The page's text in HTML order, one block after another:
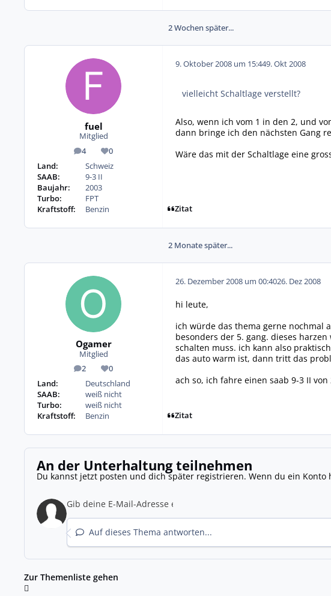
2 Wochen später...
fuel
Mitglied
4
Beiträge0
Reputation
Land:
Schweiz
SAAB:
9-3 II
Baujahr:
2003
Turbo:
FPT
Kraftstoff:
Benzin
9. Oktober 2008 um 15:449. Okt 2008
vielleicht Schaltlage verstellt?
Also, wenn ich vom 1 in den 2, und
dann bringe ich den nächsten Gang
Wäre das mit der Schaltlage eine
Zitat
2 Monate später...
Ogamer
Mitglied
2
Beiträge0
Reputation
Land:
Deutschland
SAAB:
weiß nicht
Turbo:
weiß nicht
Kraftstoff:
Benzin
26. Dezember 2008 um 00:4026. Dez 2008
hi leute,
ich würde das thema gerne nochmal
besonders der 5. gang. dieses
schalten muss. ich kann also
das auto warm ist, dann tritt das
ach so, ich fahre einen saab 9-3 II
Zitat
An der Unterhaltung teilnehmen
Du kannst jetzt posten und dich später registrieren. Wenn du ein Konto
Auf dieses Thema antworten...
Zur Themenliste gehen